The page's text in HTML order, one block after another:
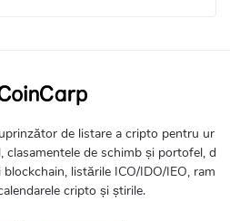
de listare a cripto pentru ur
de schimb și portofel, d
listările ICO/IDO/IEO, ram
cripto și știrile.